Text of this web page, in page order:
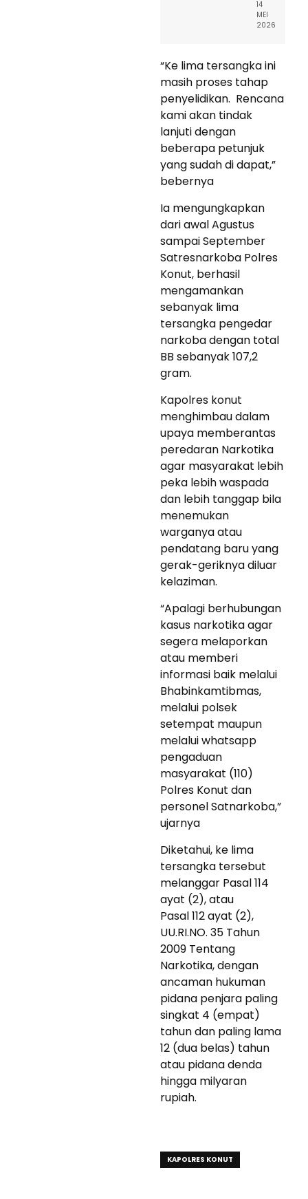
14
MEI
2026
“Ke lima tersangka ini
masih proses tahap
penyelidikan. Rencana
kami akan tindak
lanjuti dengan
beberapa petunjuk
yang sudah di dapat,”
bebernya
Ia mengungkapkan
dari awal Agustus
sampai September
Satresnarkoba Polres
Konut, berhasil
mengamankan
sebanyak lima
tersangka pengedar
narkoba dengan total
BB sebanyak 107,2
gram.
Kapolres konut
menghimbau dalam
upaya memberantas
peredaran Narkotika
agar masyarakat lebih
peka lebih waspada
dan lebih tanggap bila
menemukan
warganya atau
pendatang baru yang
gerak-geriknya diluar
kelaziman.
“Apalagi berhubungan
kasus narkotika agar
segera melaporkan
atau memberi
informasi baik melalui
Bhabinkamtibmas,
melalui polsek
setempat maupun
melalui whatsapp
pengaduan
masyarakat (110)
Polres Konut dan
personel Satnarkoba,”
ujarnya
Diketahui, ke lima
tersangka tersebut
melanggar Pasal 114
ayat (2), atau
Pasal 112 ayat (2),
UU.RI.NO. 35 Tahun
2009 Tentang
Narkotika, dengan
ancaman hukuman
pidana penjara paling
singkat 4 (empat)
tahun dan paling lama
12 (dua belas) tahun
atau pidana denda
hingga milyaran
rupiah.
KAPOLRES KONUT